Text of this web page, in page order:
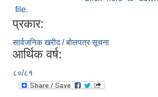
file.
प्रकार:
सार्वजनिक खरीद / बोलपत्र सूचना
आर्थिक वर्ष:
८०/८१